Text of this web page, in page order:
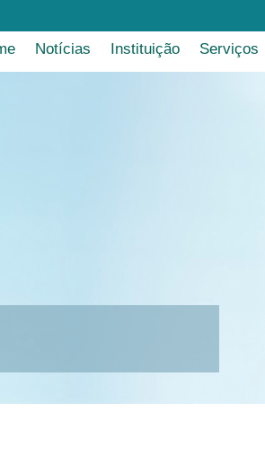
Notícias Instituição Serviços